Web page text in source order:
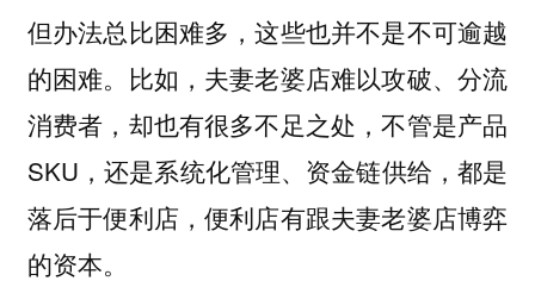
但办法总比困难多，这些也并不是不可逾越
的困难。比如，夫妻老婆店难以攻破、分流
消费者，却也有很多不足之处，不管是产品
SKU，还是系统化管理、资金链供给，都是
落后于便利店，便利店有跟夫妻老婆店博弈
的资本。